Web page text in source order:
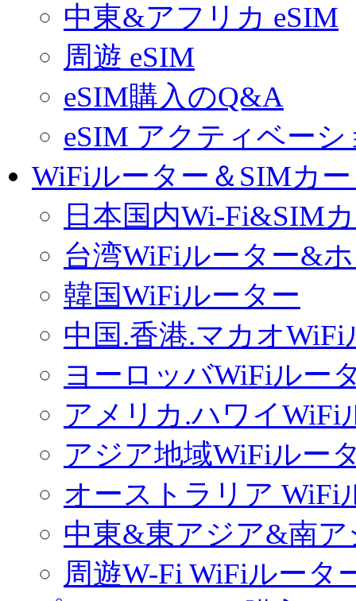
中東&アフリカ eSIM
周遊 eSIM
eSIM購入のQ&A
eSIM アクティベー
WiFiルーター＆SIMカ
日本国内Wi-Fi&SIM
台湾WiFiルーター&
韓国WiFiルーター
中国.香港.マカオWiFi
ヨーロッバWiFiルー
アメリカ.ハワイWiFi
アジア地域WiFiルー
オーストラリア WiFi
中東&東アジア&南
周遊W-Fi WiFiルータ